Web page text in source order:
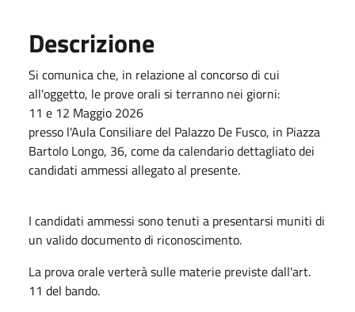
Descrizione
Si comunica che, in relazione al concorso di cui
all'oggetto, le prove orali si terranno nei giorni:
11 e 12 Maggio 2026
presso l'Aula Consiliare del Palazzo De Fusco, in Piazza
Bartolo Longo, 36, come da calendario dettagliato dei
candidati ammessi allegato al presente.
I candidati ammessi sono tenuti a presentarsi muniti di
un valido documento di riconoscimento.
La prova orale verterà sulle materie previste dall'art.
11 del bando.